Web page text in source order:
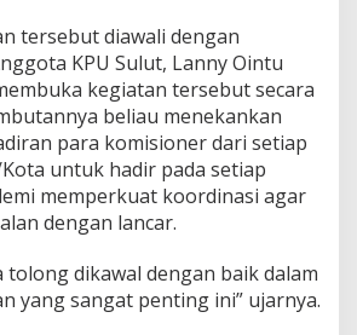
s
B
e
r
o
m
i
t
n
P
tersebut diawali dengan
KPU Sulut, Lanny Ointu
kegiatan tersebut secara
beliau menekankan
para komisioner dari setiap
untuk hadir pada setiap
memperkuat koordinasi agar
dengan lancar.
tolong dikawal dengan baik dalam
yang sangat penting ini” ujarnya.